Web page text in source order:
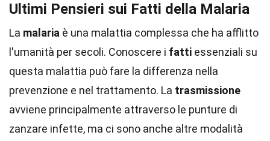
Ultimi Pensieri sui Fatti della Malaria
La malaria è una malattia complessa che ha afflitto
l'umanità per secoli. Conoscere i fatti essenziali su
questa malattia può fare la differenza nella
prevenzione e nel trattamento. La trasmissione
avviene principalmente attraverso le punture di
zanzare infette, ma ci sono anche altre modalità